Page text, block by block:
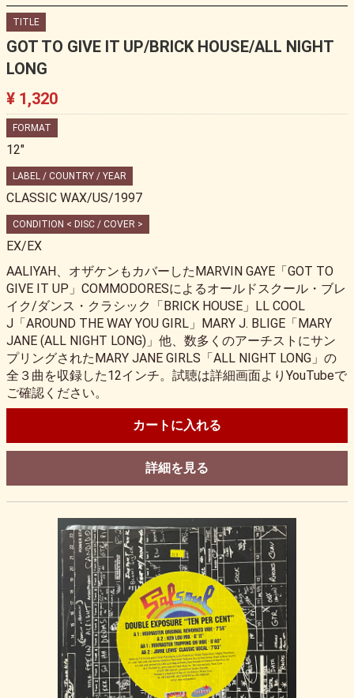
TITLE
GOT TO GIVE IT UP/BRICK HOUSE/ALL NIGHT
LONG
¥ 1,320
FORMAT
12"
LABEL / COUNTRY / YEAR
CLASSIC WAX/US/1997
CONDITION < DISC / COVER >
EX/EX
AALIYAH、オザケンもカバーしたMARVIN GAYE「GOT TO
GIVE IT UP」COMMODORESによるオールドスクール・ブレ
イク/ダンス・クラシック「BRICK HOUSE」LL COOL
J「AROUND THE WAY YOU GIRL」MARY J. BLIGE「MARY
JANE (ALL NIGHT LONG)」他、数多くのアーチストにサン
プリングされたMARY JANE GIRLS「ALL NIGHT LONG」の
全３曲を収録した12インチ。試聴は詳細画面よりYouTubeで
ご確認ください。
カートに入れる
詳細を見る